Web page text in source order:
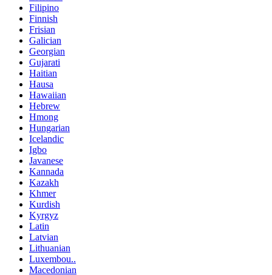
Filipino
Finnish
Frisian
Galician
Georgian
Gujarati
Haitian
Hausa
Hawaiian
Hebrew
Hmong
Hungarian
Icelandic
Igbo
Javanese
Kannada
Kazakh
Khmer
Kurdish
Kyrgyz
Latin
Latvian
Lithuanian
Luxembou..
Macedonian